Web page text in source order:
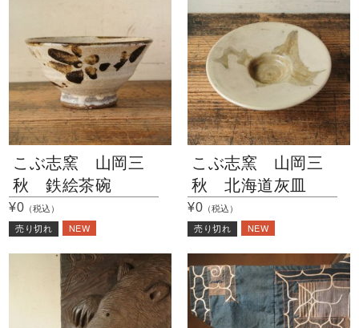
こぶ志窯 山岡三
秋 鉄絵茶碗
¥0 （税込）
売り切れ NEW
こぶ志窯 山岡三
秋 北海道灰皿
¥0 （税込）
売り切れ NEW